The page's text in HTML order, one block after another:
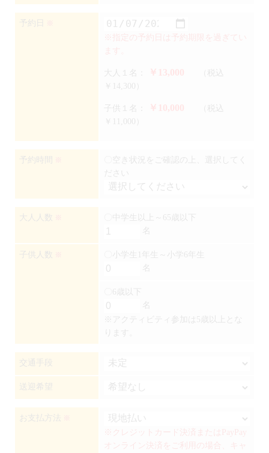
予約日
※指定の予約日は予約期限を過ぎてい
大人１名： ￥13,000
（税込
￥14,300）
子供１名： ￥10,000
（税込
予約時間
〇空き状況をご確認の上、選択してく
ださい
大人人数
〇中学生以上～65歳以下
名
子供人数
〇小学生1年生～小学6年生
名
〇6歳以下
名
※アクティビティ参加は5歳以上とな
交通手段
送迎希望
お支払方法
※クレジットカード決済またはPayPay
オンライン決済をご利用の場合、キャ